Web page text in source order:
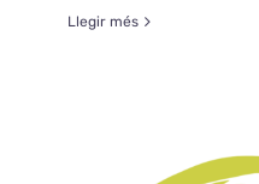
Llegir més